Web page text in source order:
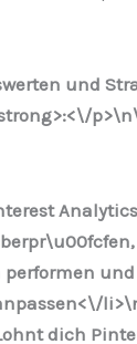
und
p>\n
performen
dich